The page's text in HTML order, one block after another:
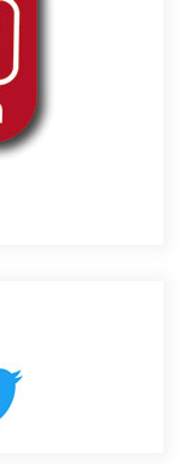
Of Canada, Somak,
Habia